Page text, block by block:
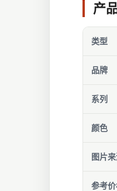
产
类型
品牌
系列
颜色
图片
参考